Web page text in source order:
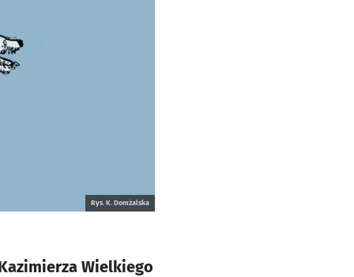
Rys. K. Domżalska
Wielkiego